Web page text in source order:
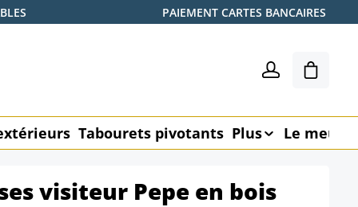
PAIEMENT CARTES BANCAIRES
Le
Tabourets pivotants Plus Le
visiteur Pepe en bois